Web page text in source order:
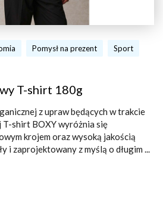
Pomysł na prezent
Sport
T-shirt 180g
z upraw będących w trakcie
shirt BOXY wyróżnia się
krojem oraz wysoką jakością
i zaprojektowany z myślą o długim ...